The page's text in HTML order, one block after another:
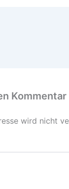
Kommentar
wird nicht